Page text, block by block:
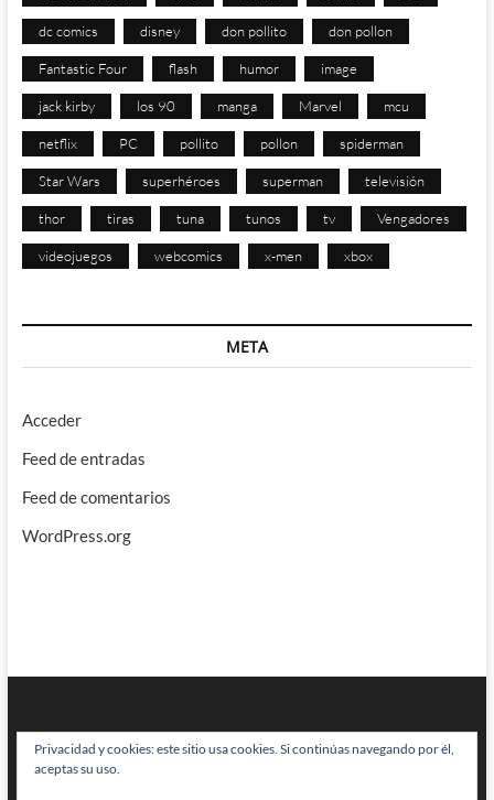
dc comics disney don pollito don pollon
Fantastic Four flash humor image
jack kirby los 90 manga Marvel mcu
netflix PC pollito pollon spiderman
Star Wars superhéroes superman televisión
thor tiras tuna tunos tv Vengadores
videojuegos webcomics x-men xbox
META
Acceder
Feed de entradas
Feed de comentarios
WordPress.org
Privacidad y cookies: este sitio usa cookies. Si continúas navegando por él,
aceptas su uso.